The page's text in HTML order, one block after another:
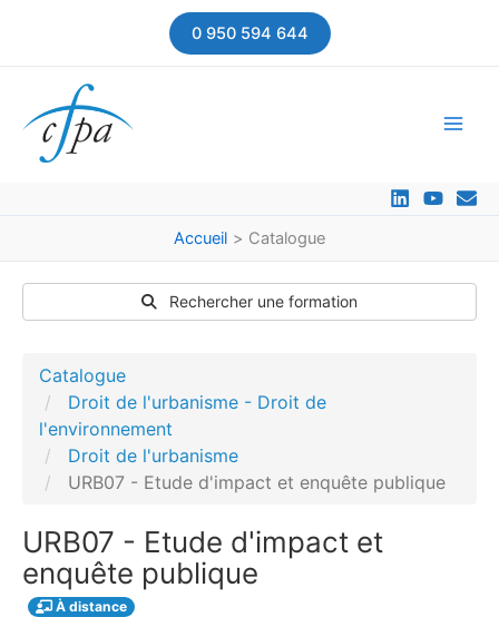
0 950 594 644
Accueil Catalogue
Rechercher une formation
Catalogue
Droit de l'urbanisme - Droit de
l'environnement
Droit de l'urbanisme
URB07 - Etude d'impact et enquête publique
URB07 - Etude d'impact et
enquête publique
À distance